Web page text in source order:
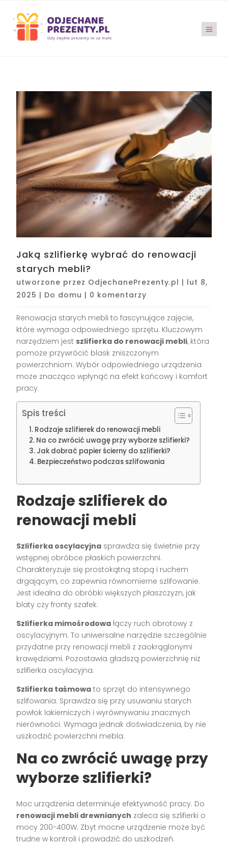
Jaką szlifierkę wybrać do renowacji
starych mebli?
utworzone przez OdjechanePrezenty.pl | lut 8,
2025 | Do domu | 0 komentarzy
Renowacja starych mebli to fascynujące zajęcie,
które wymaga odpowiedniego sprzętu. Kluczowym
narzędziem jest szlifierka do renowacji mebli, która
pomoże przywrócić blask zniszczonym
powierzchniom. Wybór odpowiedniego urządzenia
może znacząco wpłynąć na efekt końcowy i komfort
pracy.
Spis treści
Rodzaje szlifierek do renowacji mebli
Na co zwrócić uwagę przy wyborze szlifierki?
Jak dobrać papier ścierny do szlifierki?
Bezpieczeństwo podczas szlifowania
Rodzaje szlifierek do
renowacji mebli
Szlifierka oscylacyjna sprawdza się świetnie przy
wstępnej obróbce płaskich powierzchni.
Charakteryzuje się prostokątną stopą i ruchem
drgającym, co zapewnia równomierne szlifowanie.
Jest idealna do obróbki większych płaszczyzn, jak
blaty czy fronty szafek.
Szlifierka mimośrodowa łączy ruch obrotowy z
oscylacyjnym. To uniwersalne narzędzie szczególnie
przydatne przy renowacji mebli z zaokrąglonymi
krawędziami. Pozostawia gładszą powierzchnię niż
szlifierka oscylacyjna.
Szlifierka taśmowa to sprzęt do intensywnego
szlifowania. Sprawdza się przy usuwaniu starych
powłok lakierniczych i wyrównywaniu znacznych
nierówności. Wymaga jednak doświadczenia, by nie
uszkodzić powierzchni mebla.
Na co zwrócić uwagę przy
wyborze szlifierki?
Moc urządzenia determinuje efektywność pracy. Do
renowacji mebli drewnianych zaleca się szlifierki o
mocy 200-400W. Zbyt mocne urządzenie może być
trudne w kontroli i prowadzić do uszkodzeń.